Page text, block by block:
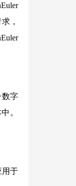
，
数字
。
用于